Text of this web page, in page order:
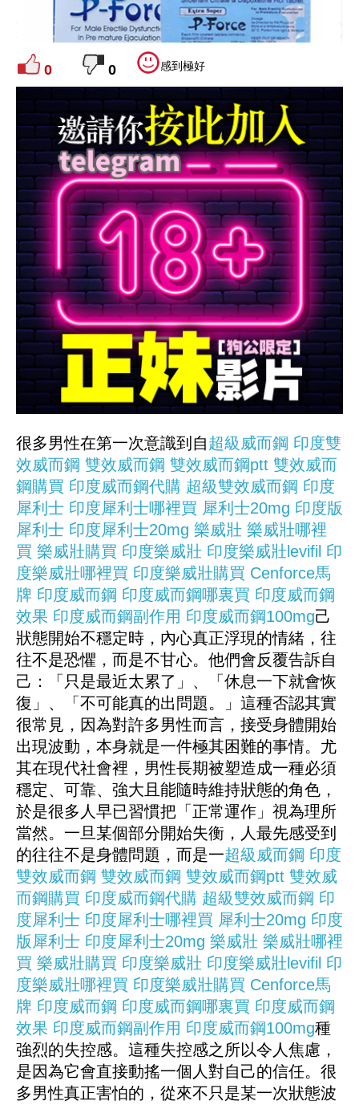
0 0 感到極好
很多男性在第一次意識到自超級威而鋼 印度雙
效威而鋼 雙效威而鋼 雙效威而鋼ptt 雙效威而
鋼購買 印度威而鋼代購 超級雙效威而鋼 印度
犀利士 印度犀利士哪裡買 犀利士20mg 印度版
犀利士 印度犀利士20mg 樂威壯 樂威壯哪裡
買 樂威壯購買 印度樂威壯 印度樂威壯levifil 印
度樂威壯哪裡買 印度樂威壯購買 Cenforce馬
牌 印度威而鋼 印度威而鋼哪裏買 印度威而鋼
效果 印度威而鋼副作用 印度威而鋼100mg己
狀態開始不穩定時，內心真正浮現的情緒，往
往不是恐懼，而是不甘心。他們會反覆告訴自
己：「只是最近太累了」、「休息一下就會恢
復」、「不可能真的出問題。」這種否認其實
很常見，因為對許多男性而言，接受身體開始
出現波動，本身就是一件極其困難的事情。尤
其在現代社會裡，男性長期被塑造成一種必須
穩定、可靠、強大且能隨時維持狀態的角色，
於是很多人早已習慣把「正常運作」視為理所
當然。一旦某個部分開始失衡，人最先感受到
的往往不是身體問題，而是一超級威而鋼 印度
雙效威而鋼 雙效威而鋼 雙效威而鋼ptt 雙效威
而鋼購買 印度威而鋼代購 超級雙效威而鋼 印
度犀利士 印度犀利士哪裡買 犀利士20mg 印度
版犀利士 印度犀利士20mg 樂威壯 樂威壯哪裡
買 樂威壯購買 印度樂威壯 印度樂威壯levifil 印
度樂威壯哪裡買 印度樂威壯購買 Cenforce馬
牌 印度威而鋼 印度威而鋼哪裏買 印度威而鋼
效果 印度威而鋼副作用 印度威而鋼100mg種
強烈的失控感。這種失控感之所以令人焦慮，
是因為它會直接動搖一個人對自己的信任。很
多男性真正害怕的，從來不只是某一次狀態波